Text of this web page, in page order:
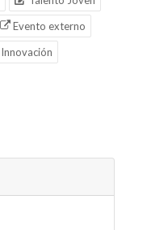
Evento externo
Innovación